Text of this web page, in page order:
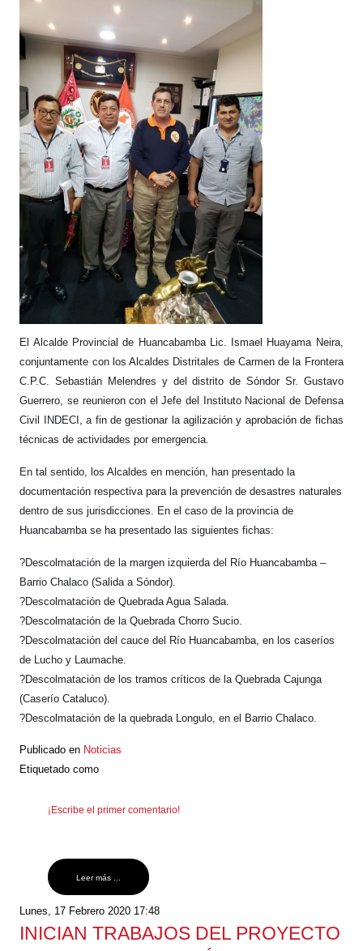
El Alcalde Provincial de Huancabamba Lic. Ismael Huayama Neira,
conjuntamente con los Alcaldes Distritales de Carmen de la Frontera
C.P.C. Sebastián Melendres y del distrito de Sóndor Sr. Gustavo
Guerrero, se reunieron con el Jefe del Instituto Nacional de Defensa
Civil INDECI, a fin de gestionar la agilización y aprobación de fichas
técnicas de actividades por emergencia.
En tal sentido, los Alcaldes en mención, han presentado la
documentación respectiva para la prevención de desastres naturales
dentro de sus jurisdicciones. En el caso de la provincia de
Huancabamba se ha presentado las siguientes fichas:
?Descolmatación de la margen izquierda del Río Huancabamba –
Barrio Chalaco (Salida a Sóndor).
?Descolmatación de Quebrada Agua Salada.
?Descolmatación de la Quebrada Chorro Sucio.
?Descolmatación del cauce del Río Huancabamba, en los caseríos
de Lucho y Laumache.
?Descolmatación de los tramos críticos de la Quebrada Cajunga
(Caserío Cataluco).
?Descolmatación de la quebrada Longulo, en el Barrio Chalaco.
Publicado en Noticias
Etiquetado como
¡Escribe el primer comentario!
Leer más ...
Lunes, 17 Febrero 2020 17:48
INICIAN TRABAJOS DEL PROYECTO